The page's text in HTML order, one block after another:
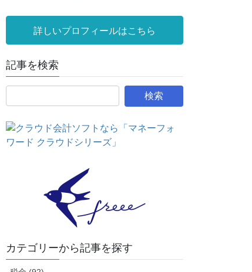
詳しいプロフィールはこちら
記事を検索
カテゴリーから記事を探す